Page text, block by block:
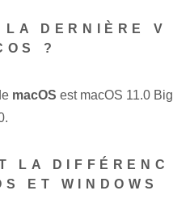
DERNIÈRE V
?
macOS est macOS 11.0 Big
LA DIFFÉRENC
ET WINDOWS